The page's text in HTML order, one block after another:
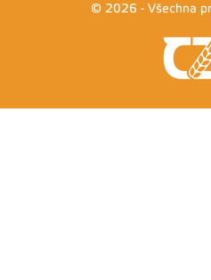
© 2026 - Všechna